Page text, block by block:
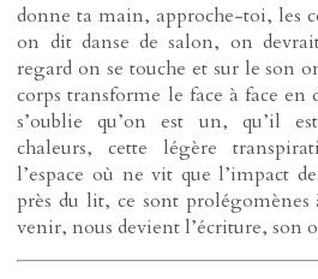
donne ta main, approche-toi, les
on dit danse de salon, on
regard on se touche et sur le son
corps transforme le face à face en
s’oublie qu’on est un, qu’il
chaleurs, cette légère
l’espace où ne vit que l’impact
près du lit, ce sont prolégomènes
venir, nous devient l’écriture, son